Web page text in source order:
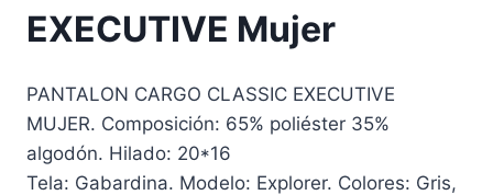
EXECUTIVE Mujer
PANTALON CARGO CLASSIC EXECUTIVE
MUJER. Composición: 65% poliéster 35%
algodón. Hilado: 20*16
Tela: Gabardina. Modelo: Explorer. Colores: Gris,